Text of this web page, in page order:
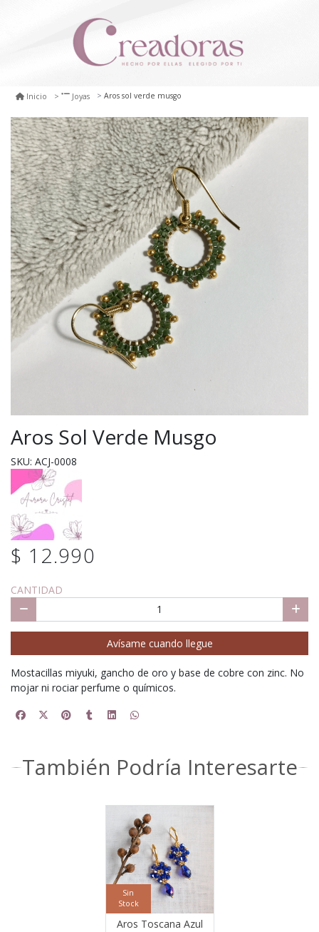
Inicio Joyas Aros sol verde musgo
Aros Sol Verde Musgo
SKU: ACJ-0008
$ 12.990
CANTIDAD
Avísame cuando llegue
Mostacillas miyuki, gancho de oro y base de cobre con zinc. No
mojar ni rociar perfume o químicos.
También Podría Interesarte
Sin
Stock
Aros Toscana Azul